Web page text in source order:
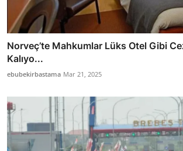
Norveç’te Mahkumlar Lüks Otel Gibi
Kalıyo...
ebubekirbastama Mar 21, 2025